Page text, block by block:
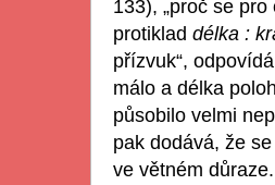
133), „proč se
protiklad délka :
přízvuk“,
málo a délka
působilo velmi
pak dodává, že
ve větném